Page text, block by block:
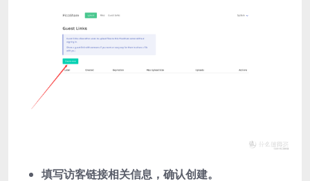
填写访客链接相关信息，确认创建。